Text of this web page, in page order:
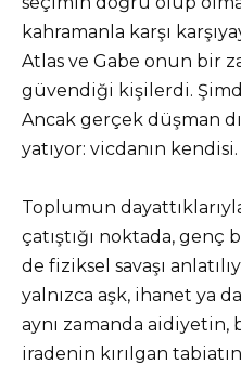
kahramanla karşı
Atlas ve Gabe onun bir
güvendiği kişilerdi.
Ancak gerçek düşman
yatıyor: vicdanın kendisi.
Toplumun
çatıştığı noktada, genç
de fiziksel savaşı
yalnızca aşk, ihanet ya
aynı zamanda
iradenin kırılgan